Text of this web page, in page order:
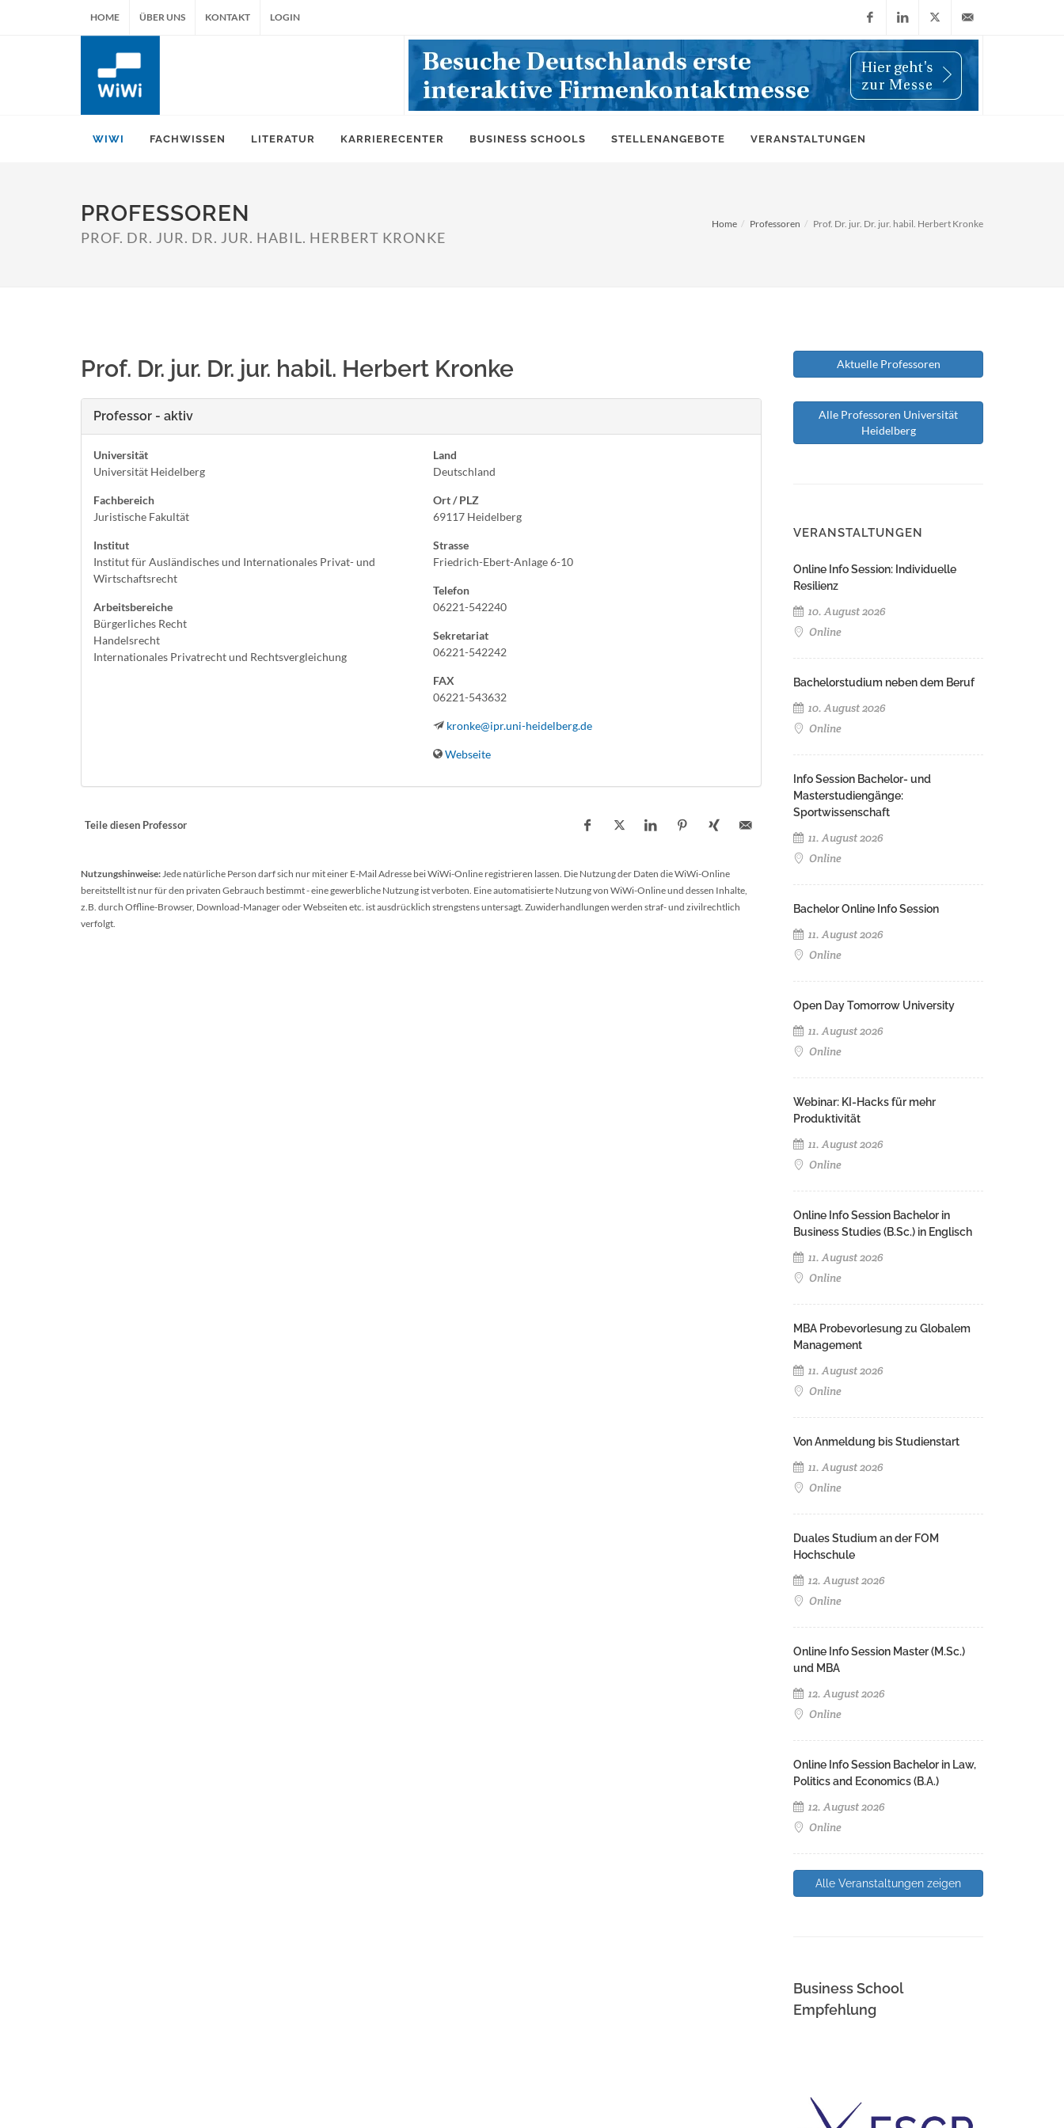
HOME ÜBER UNS KONTAKT LOGIN
FacebookLinkedIn
X
(Twitter)
info@wiwi-
WIWI FACHWISSEN LITERATUR KARRIERECENTER BUSINESS SCHOOLS STELLENANGEBOTE VERANSTALTUNGEN
PROFESSOREN
PROF. DR. JUR. DR. JUR. HABIL. HERBERT KRONKE
Home Professoren Prof. Dr. jur. Dr. jur. habil. Herbert Kronke
Prof. Dr. jur. Dr. jur. habil. Herbert Kronke
Professor - aktiv
Universität
Universität Heidelberg
Fachbereich
Juristische Fakultät
Institut
Institut für Ausländisches und Internationales Privat- und
Wirtschaftsrecht
Arbeitsbereiche
Bürgerliches Recht
Handelsrecht
Internationales Privatrecht und Rechtsvergleichung
Land
Deutschland
Ort / PLZ
69117 Heidelberg
Strasse
Friedrich-Ebert-Anlage 6-10
Telefon
06221-542240
Sekretariat
06221-542242
FAX
06221-543632
kronke@ipr.uni-heidelberg.de
Webseite
Teile diesen Professor
Nutzungshinweise:Jede natürliche Person darf sich nur mit einer E-Mail Adresse bei WiWi-Online registrieren lassen. Die Nutzung der Daten die WiWi-Online
bereitstellt ist nur für den privaten Gebrauch bestimmt - eine gewerbliche Nutzung ist verboten. Eine automatisierte Nutzung von WiWi-Online und dessen Inhalte,
z.B. durch Offline-Browser, Download-Manager oder Webseiten etc. ist ausdrücklich strengstens untersagt. Zuwiderhandlungen werden straf- und zivilrechtlich
verfolgt.
Aktuelle Professoren
Alle Professoren Universität
Heidelberg
VERANSTALTUNGEN
Online Info Session: Individuelle
Resilienz
10. August 2026
Online
Bachelorstudium neben dem Beruf
10. August 2026
Online
Info Session Bachelor- und
Masterstudiengänge:
Sportwissenschaft
11. August 2026
Online
Bachelor Online Info Session
11. August 2026
Online
Open Day Tomorrow University
11. August 2026
Online
Webinar: KI-Hacks für mehr
Produktivität
11. August 2026
Online
Online Info Session Bachelor in
Business Studies (B.Sc.) in Englisch
11. August 2026
Online
MBA Probevorlesung zu Globalem
Management
11. August 2026
Online
Von Anmeldung bis Studienstart
11. August 2026
Online
Duales Studium an der FOM
Hochschule
12. August 2026
Online
Online Info Session Master (M.Sc.)
und MBA
12. August 2026
Online
Online Info Session Bachelor in Law,
Politics and Economics (B.A.)
12. August 2026
Online
Alle Veranstaltungen zeigen
Business School
Empfehlung